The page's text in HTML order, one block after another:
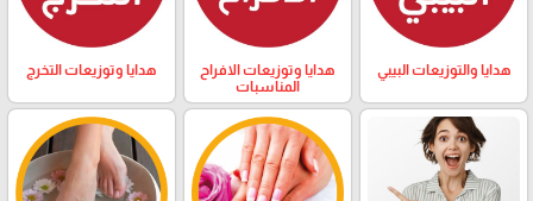
هدايا والتوزيعات البيبي
هدايا وتوزيعات الافراح
المناسبات
هدايا وتوزيعات التخرج